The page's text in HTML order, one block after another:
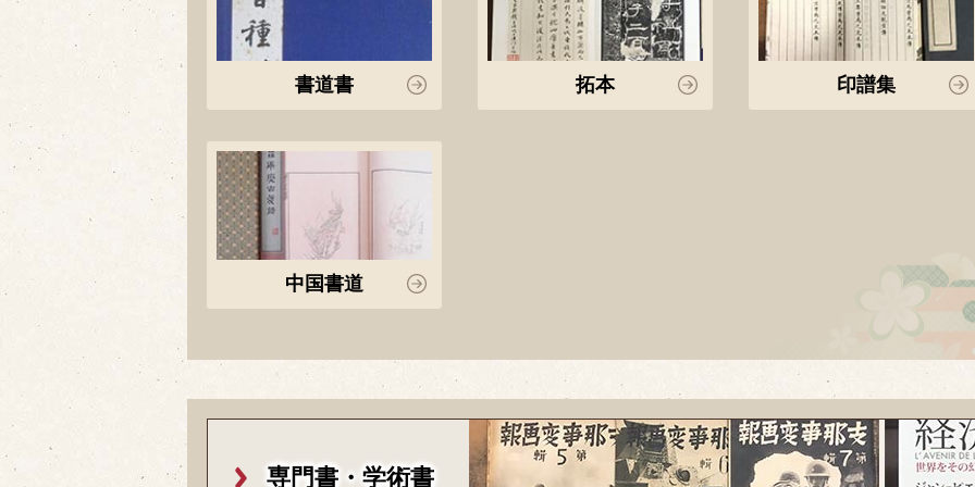
書道書 拓本 印譜集
中国書道
専門書・学術書